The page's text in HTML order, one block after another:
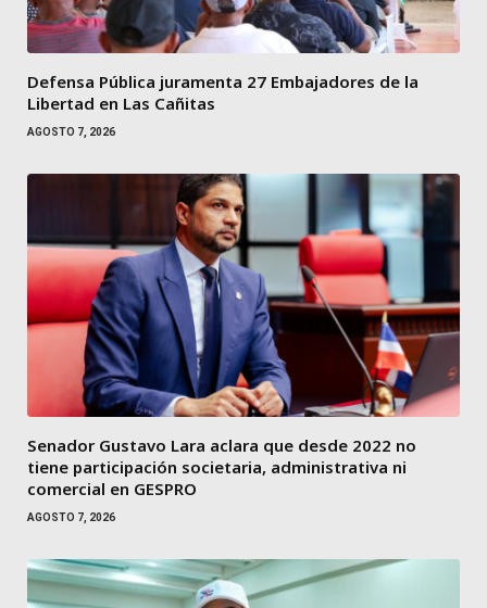
Defensa Pública juramenta 27 Embajadores de la
Libertad en Las Cañitas
AGOSTO 7, 2026
Senador Gustavo Lara aclara que desde 2022 no
tiene participación societaria, administrativa ni
comercial en GESPRO
AGOSTO 7, 2026